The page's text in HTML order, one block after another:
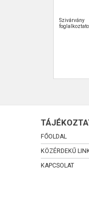
FŐOLDAL
KÖZÉRDEKŰ
KAPCSOLAT